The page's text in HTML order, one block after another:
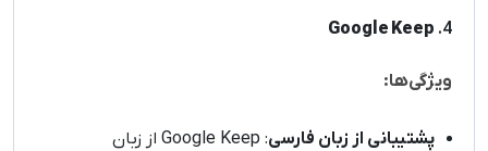
4.
Google Keep
ویژگی‌ها:
پشتیبانی از زبان فارسی
: Google Keep از زبان